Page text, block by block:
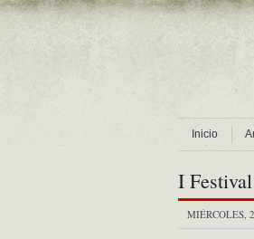
Inicio
I
MIÉRCOLES,